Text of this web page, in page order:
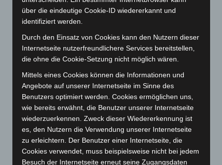
März 2026(115)
Februar 2026(109)
Januar 2026 (122)
Dezember 2025(103)
Oktober 2025(112)
September 2025(93)
August 2025 (90)
Juli 2025(90)
Juni 2025(103)
Mai 2025
(112)
über die eindeutige Cookie-ID wiedererkannt und
identifiziert werden.
Durch den Einsatz von Cookies kann den Nutzern dieser
Internetseite nutzerfreundlichere Services bereitstellen,
die ohne die Cookie-Setzung nicht möglich wären.
Mittels eines Cookies können die Informationen und
Angebote auf unserer Internetseite im Sinne des
Benutzers optimiert werden. Cookies ermöglichen uns,
wie bereits erwähnt, die Benutzer unserer Internetseite
wiederzuerkennen. Zweck dieser Wiedererkennung ist
es, den Nutzern die Verwendung unserer Internetseite
zu erleichtern. Der Benutzer einer Internetseite, die
Cookies verwendet, muss beispielsweise nicht bei jedem
Besuch der Internetseite erneut seine Zugangsdaten